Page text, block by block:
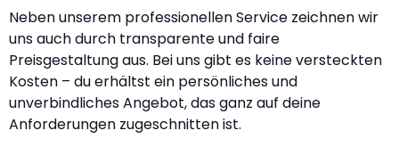
Neben unserem professionellen Service zeichnen wir
uns auch durch transparente und faire
Preisgestaltung aus. Bei uns gibt es keine versteckten
Kosten – du erhältst ein persönliches und
unverbindliches Angebot, das ganz auf deine
Anforderungen zugeschnitten ist.